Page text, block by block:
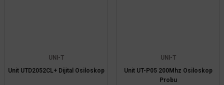
UNI-T
Unit UTD2052CL+ Dijital Osiloskop
UNI-T
Unit UT-P05 200Mhz Osiloskop
Probu